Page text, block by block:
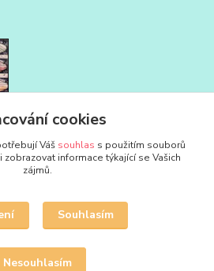
592
cookies
Váš souhlas s použitím souborů
informace týkající se Vašich
zájmů.
Souhlasím
Nesouhlasím